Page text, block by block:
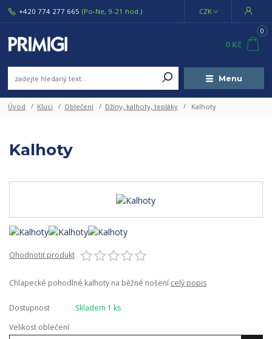
Menu
CZK
+420 774 277 665 (Po-Ne, 9-21 hod.)
0
0 Kč
Úvod Kluci Oblečení Džíny, kalhoty, tepláky Kalhoty
Kalhoty
Ohodnotit produkt
Chlapecké pohodlné kalhoty na běžné nošení celý popis
Dostupnost
Skladem 1 ks
Velikost oblečení